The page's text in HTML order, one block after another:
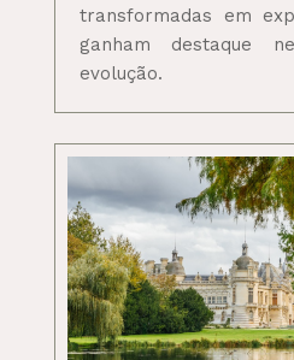
transformadas em
ganham destaque
evolução.